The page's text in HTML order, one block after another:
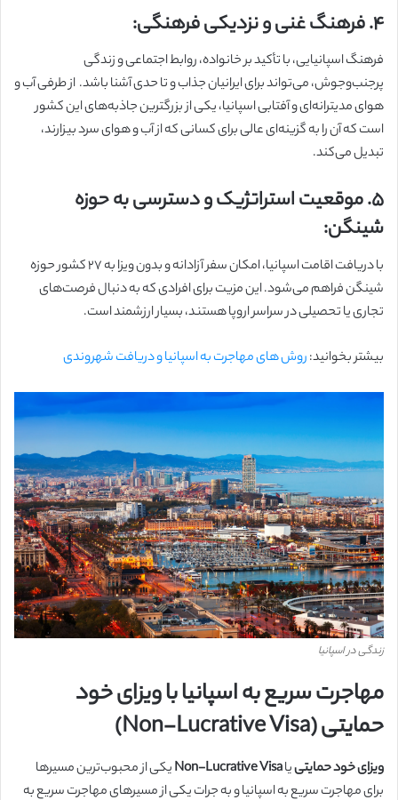
۴. فرهنگ غنی و نزدیکی فرهنگی:
فرهنگ اسپانیایی، با تأکید بر خانواده، روابط اجتماعی و زندگی
پرجنب‌وجوش، می‌تواند برای ایرانیان جذاب و تا حدی آشنا باشد. از طرفی آب و
هوای مدیترانه‌ای و آفتابی اسپانیا، یکی از بزرگترین جاذبه‌های این کشور
است که آن را به گزینه‌ای عالی برای کسانی که از آب و هوای سرد بیزارند،
تبدیل می‌کند.
۵. موقعیت استراتژیک و دسترسی به حوزه
شینگن:
با دریافت اقامت اسپانیا، امکان سفر آزادانه و بدون ویزا به ۲۷ کشور حوزه
شینگن فراهم می‌شود. این مزیت برای افرادی که به دنبال فرصت‌های
تجاری یا تحصیلی در سراسر اروپا هستند، بسیار ارزشمند است.
بیشتر بخوانید:روش های مهاجرت به اسپانیا و دریافت شهروندی
زندگی در اسپانیا
مهاجرت سریع به اسپانیا با ویزای خود
حمایتی (Non-Lucrative Visa)
ویزای خود حمایتییاNon-Lucrative Visaیکی از محبوب‌ترین مسیرها
برای مهاجرت سریع به اسپانیا و به جرات یکی از مسیرهای مهاجرت سریع به